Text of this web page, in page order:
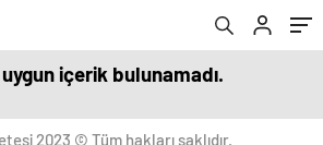
içerik bulunamadı.
2023 © Tüm hakları saklıdır.